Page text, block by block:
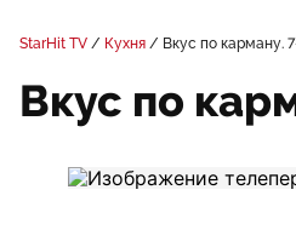
StarHit TV Кухня Вкус по карману.
Вкус по